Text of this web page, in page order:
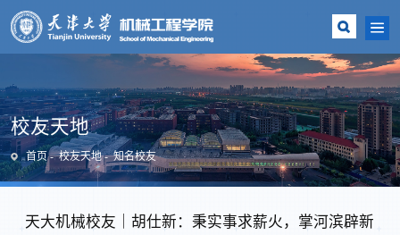
校友天地
首页 校友天地 知名校友
天大机械校友｜胡仕新：秉实事求薪火，掌河滨辟新